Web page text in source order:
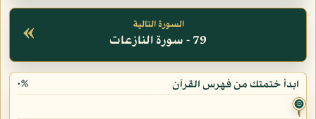
« السورة التالية
79 - سورة النازعات
ابدأ ختمتك من فهرس القرآن ٠%
۞